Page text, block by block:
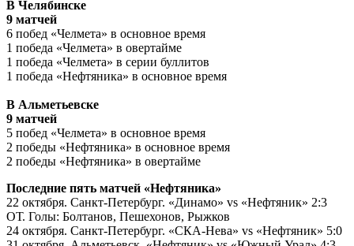
В Челябинске
9 матчей
6 побед «Челмета» в основное время
1 победа «Челмета» в овертайме
1 победа «Челмета» в серии буллитов
1 победа «Нефтяника» в основное время
В Альметьевске
9 матчей
5 побед «Челмета» в основное время
2 победы «Нефтяника» в основное время
2 победы «Нефтяника» в овертайме
Последние пять матчей «Нефтяника»
22 октября. Санкт-Петербург. «Динамо» vs «Нефтяник» 2:3
ОТ. Голы: Болтанов, Пешехонов, Рыжков
24 октября. Санкт-Петербург. «СКА-Нева» vs «Нефтяник» 5:0